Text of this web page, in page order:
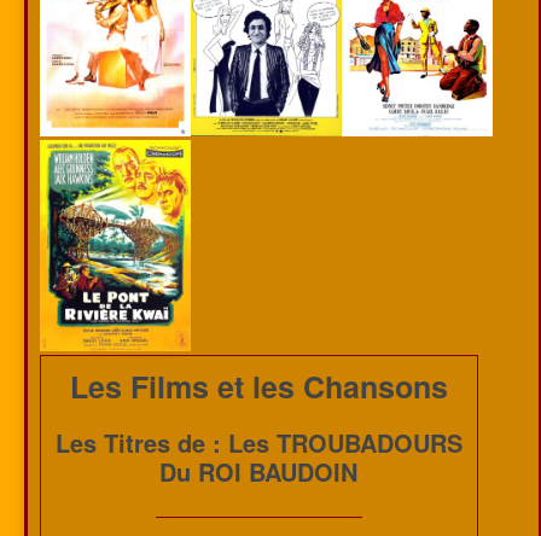
Les Films et les Chansons
Les Titres de : Les TROUBADOURS
Du ROI BAUDOIN